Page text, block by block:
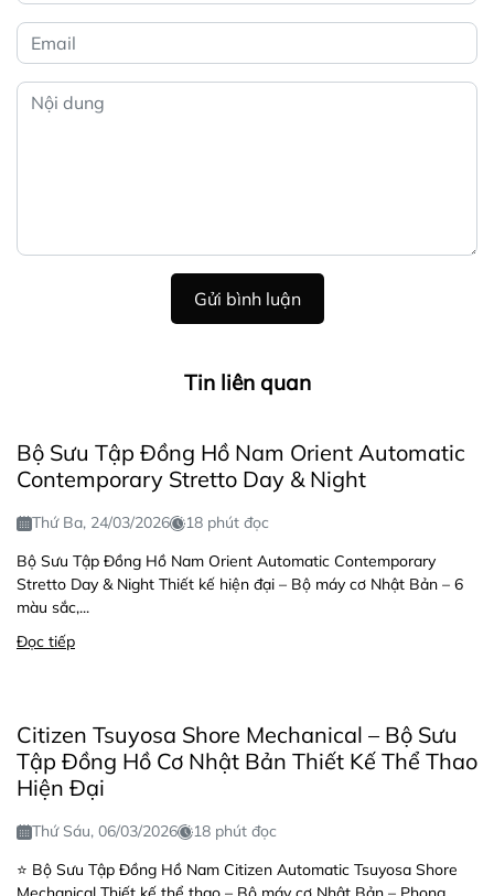
Gửi bình luận
Tin liên quan
Bộ Sưu Tập Đồng Hồ Nam Orient Automatic
Contemporary Stretto Day & Night
Thứ Ba, 24/03/2026
18 phút đọc
Bộ Sưu Tập Đồng Hồ Nam Orient Automatic Contemporary
Stretto Day & Night Thiết kế hiện đại – Bộ máy cơ Nhật Bản – 6
màu sắc,...
Đọc tiếp
Citizen Tsuyosa Shore Mechanical – Bộ Sưu
Tập Đồng Hồ Cơ Nhật Bản Thiết Kế Thể Thao
Hiện Đại
Thứ Sáu, 06/03/2026
18 phút đọc
⭐ Bộ Sưu Tập Đồng Hồ Nam Citizen Automatic Tsuyosa Shore